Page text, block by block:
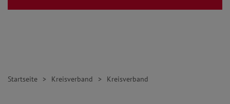
Startseite Kreisverband Kreisverband